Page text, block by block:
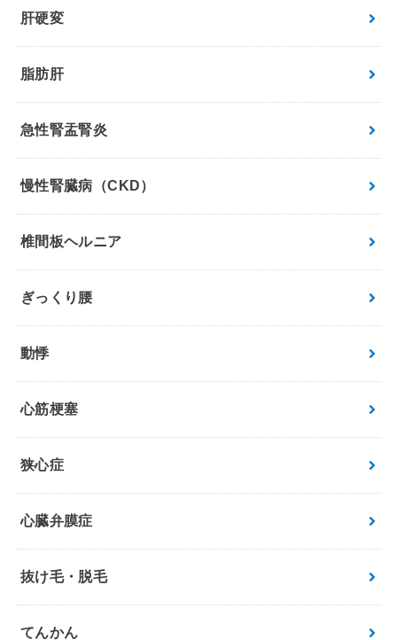
肝硬変
脂肪肝
急性腎盂腎炎
慢性腎臓病（CKD）
椎間板ヘルニア
ぎっくり腰
動悸
心筋梗塞
狭心症
心臓弁膜症
抜け毛・脱毛
てんかん